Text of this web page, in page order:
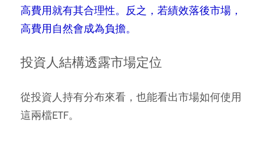
高費用就有其合理性。反之，若績效落後市場，
高費用自然會成為負擔。
投資人結構透露市場定位
從投資人持有分布來看，也能看出市場如何使用
這兩檔ETF。